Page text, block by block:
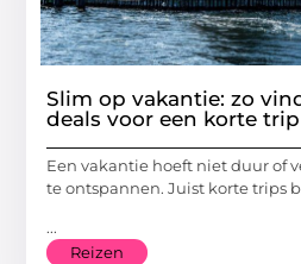
Slim op vakantie: zo
deals voor een korte trip
Een vakantie hoeft niet duur of
te ontspannen. Juist korte trips
...
Reizen